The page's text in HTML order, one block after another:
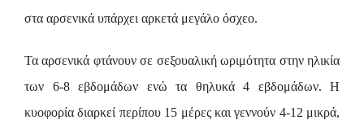
στα αρσενικά υπάρχει αρκετά μεγάλο όσχεο.
Τα αρσενικά φτάνουν σε σεξουαλική ωριμότητα στην ηλικία
των 6-8 εβδομάδων ενώ τα θηλυκά 4 εβδομάδων. Η
κυοφορία διαρκεί περίπου 15 μέρες και γεννούν 4-12 μικρά,